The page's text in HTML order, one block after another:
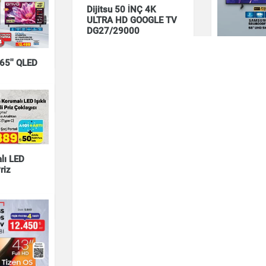
HD
TV
Dijitsu 50 İNÇ 4K
ULTRA HD GOOGLE TV
DG27/29000
QLED
LED